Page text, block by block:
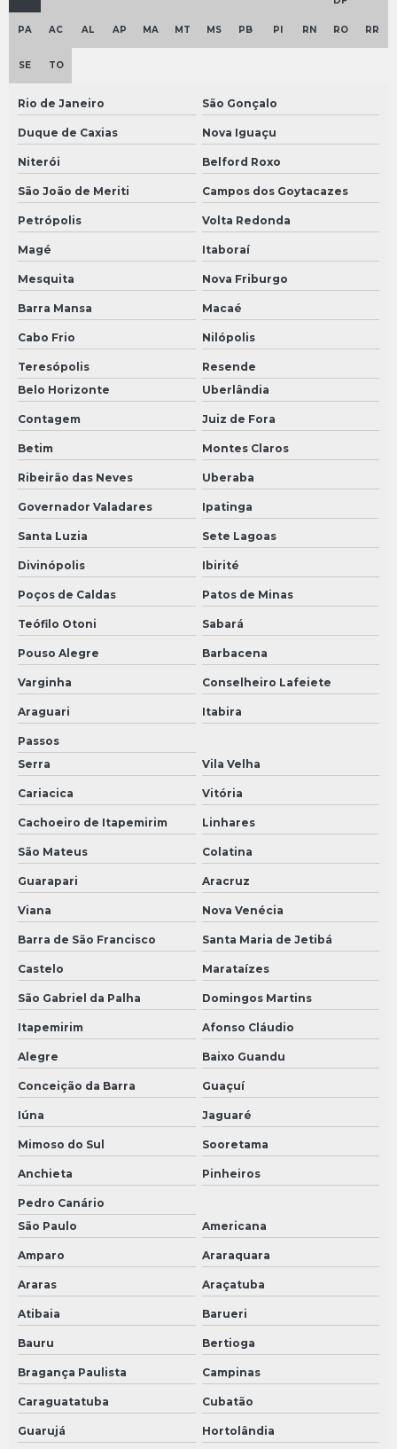
Reator tanque agitado
Reatores agitados
Reservatório inox 1000 litros
Reservatório inox 200 litros
Reservatório inox
Retrofit em máquinas industriais
Tanque agitador industrial
Tanque agitador misturador
Tanque reator cosméticos
Tanque reator inox
Tanque reator de mistura
Tanque reator
Tanque reservatório inox
PA AC AL AP MA MT MS PB PI RN RO RR
SE TO
Rio de Janeiro São Gonçalo
Duque de Caxias Nova Iguaçu
Niterói Belford Roxo
São João de Meriti Campos dos Goytacazes
Petrópolis Volta Redonda
Magé Itaboraí
Mesquita Nova Friburgo
Barra Mansa Macaé
Cabo Frio Nilópolis
Teresópolis
Resende
Belo Horizonte
Uberlândia
Contagem Juiz de Fora
Betim Montes Claros
Ribeirão das Neves Uberaba
Governador Valadares Ipatinga
Santa Luzia Sete Lagoas
Divinópolis Ibirité
Poços de Caldas Patos de Minas
Teófilo Otoni Sabará
Pouso Alegre Barbacena
Varginha Conselheiro Lafeiete
Araguari Itabira
Passos
Serra
Vila Velha
Cariacica Vitória
Cachoeiro de Itapemirim Linhares
São Mateus Colatina
Guarapari Aracruz
Viana Nova Venécia
Barra de São Francisco Santa Maria de Jetibá
Castelo Marataízes
São Gabriel da Palha Domingos Martins
Itapemirim Afonso Cláudio
Alegre Baixo Guandu
Conceição da Barra Guaçuí
Iúna Jaguaré
Mimoso do Sul Sooretama
Anchieta Pinheiros
Pedro Canário
São Paulo
Americana
Amparo Araraquara
Araras Araçatuba
Atibaia Barueri
Bauru Bertioga
Bragança Paulista Campinas
Caraguatatuba Cubatão
Guarujá Hortolândia